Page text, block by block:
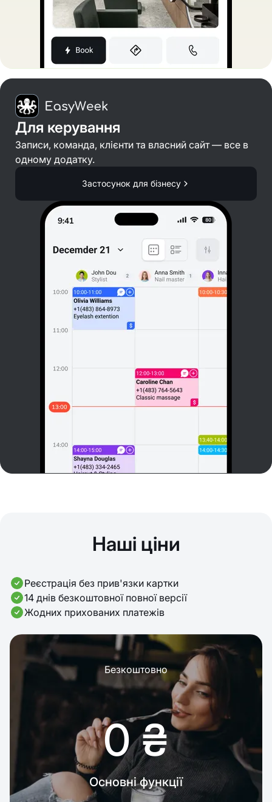
Для керування
Записи, команда, клієнти та власний сайт — все в
одному додатку.
Застосунок для бізнесу
Наші ціни
Реєстрація без прив'язки картки
14 днів безкоштовної повної версії
Жодних прихованих платежів
Безкоштовно
0 ₴
Основні функції